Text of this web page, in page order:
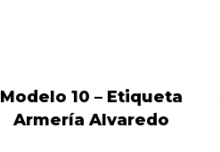
Modelo 10 – Etiqueta
Armería Alvaredo